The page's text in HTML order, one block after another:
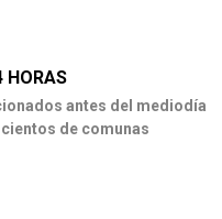
HORAS
antes del mediodía
de comunas